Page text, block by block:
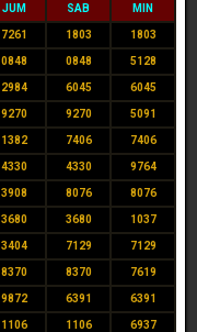
JUM SAB MIN
7261 1803 1803
0848 0848 5128
2984 6045 6045
9270 9270 5091
1382 7406 7406
4330 4330 9764
3908 8076 8076
3680 3680 1037
3404 7129 7129
8370 8370 7619
9872 6391 6391
1106 1106 6937